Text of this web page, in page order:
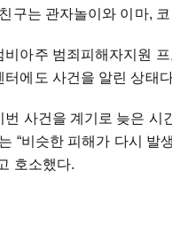
구는 관자놀이와 이마,
아주 범죄피해자지원
에도 사건을 알린 상태
사건을 계기로 늦은
“비슷한 피해가 다시 발
호소했다.